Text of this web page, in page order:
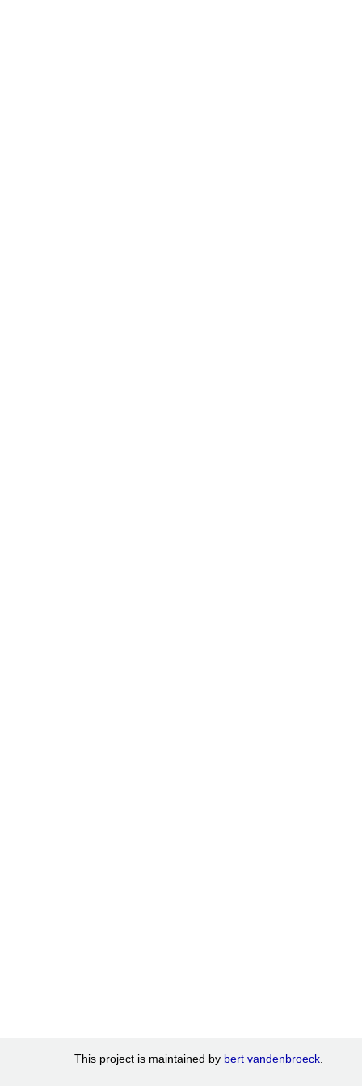
This project is maintained by bert vandenbroeck